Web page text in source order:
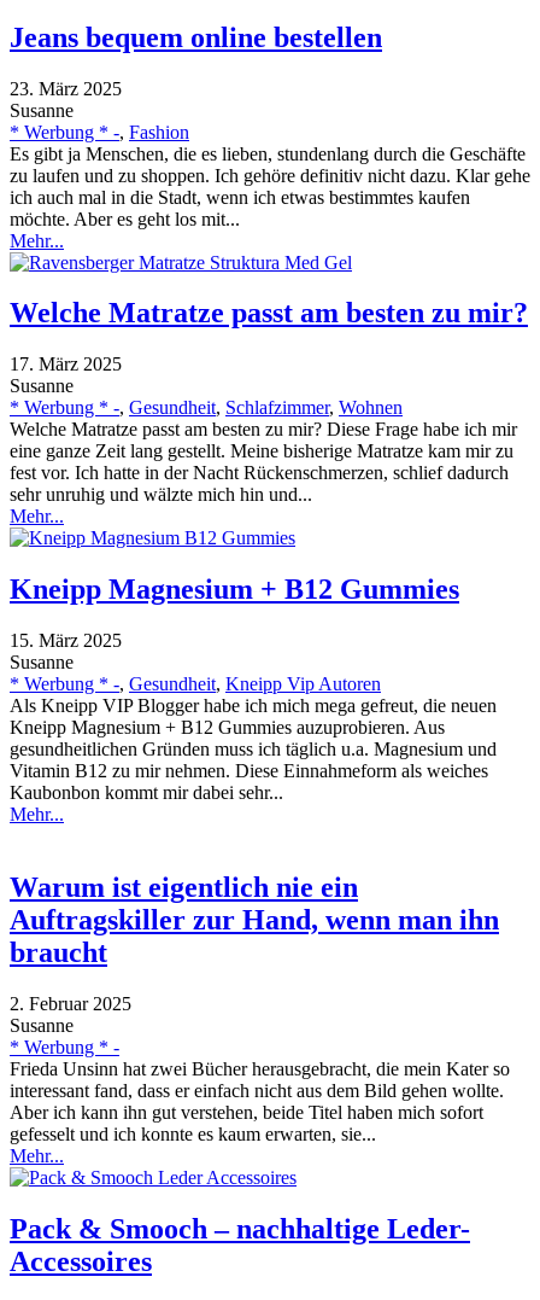
Jeans bequem online bestellen
23. März 2025
Susanne
* Werbung * -, Fashion
Es gibt ja Menschen, die es lieben, stundenlang durch die Geschäfte
zu laufen und zu shoppen. Ich gehöre definitiv nicht dazu. Klar gehe
ich auch mal in die Stadt, wenn ich etwas bestimmtes kaufen
möchte. Aber es geht los mit...
Mehr...
Welche Matratze passt am besten zu mir?
17. März 2025
Susanne
* Werbung * -, Gesundheit, Schlafzimmer, Wohnen
Welche Matratze passt am besten zu mir? Diese Frage habe ich mir
eine ganze Zeit lang gestellt. Meine bisherige Matratze kam mir zu
fest vor. Ich hatte in der Nacht Rückenschmerzen, schlief dadurch
sehr unruhig und wälzte mich hin und...
Mehr...
Kneipp Magnesium + B12 Gummies
15. März 2025
Susanne
* Werbung * -, Gesundheit, Kneipp Vip Autoren
Als Kneipp VIP Blogger habe ich mich mega gefreut, die neuen
Kneipp Magnesium + B12 Gummies auzuprobieren. Aus
gesundheitlichen Gründen muss ich täglich u.a. Magnesium und
Vitamin B12 zu mir nehmen. Diese Einnahmeform als weiches
Kaubonbon kommt mir dabei sehr...
Mehr...
Warum ist eigentlich nie ein
Auftragskiller zur Hand, wenn man ihn
braucht
2. Februar 2025
Susanne
* Werbung * -
Frieda Unsinn hat zwei Bücher herausgebracht, die mein Kater so
interessant fand, dass er einfach nicht aus dem Bild gehen wollte.
Aber ich kann ihn gut verstehen, beide Titel haben mich sofort
gefesselt und ich konnte es kaum erwarten, sie...
Mehr...
Pack & Smooch – nachhaltige Leder-
Accessoires